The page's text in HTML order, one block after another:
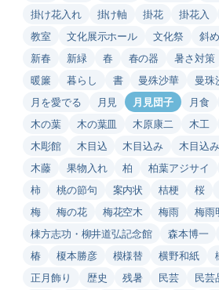
掛け花入れ
掛け軸 掛花 掛花入
教室
文化展示ホール 文化祭 斜
新春
新緑 春 春の器 暑さ対策
暖簾
暮らし 書 曼殊沙華 曼珠
月を愛でる
月見 月見団子 月食
木の葉
木の葉皿 木原康二 木工
木彫館
木目込 木目込み 木目込
木藤
果物入れ 柏 柏葉アジサイ
柿
桃の節句 案内状 桔梗 桜
梅
梅の花 梅花空木 梅雨 梅雨
棟方志功・柳井道弘記念館
森本博一
椿
榎本勝彦 模様替 横野和紙
正月飾り
歴史 残暑 民芸 民芸